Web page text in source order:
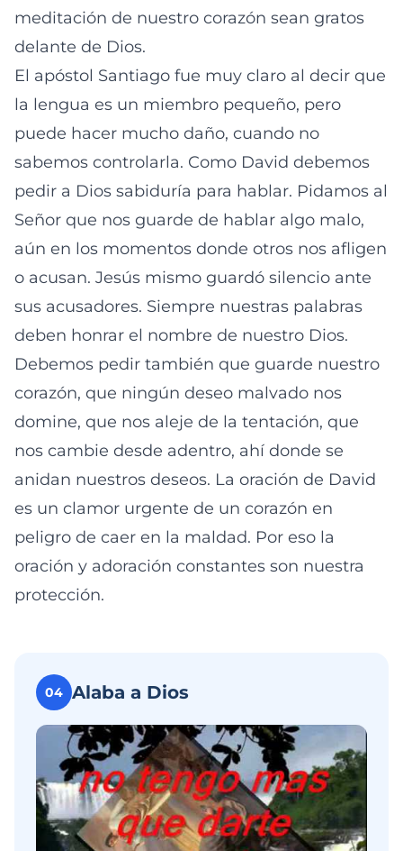
meditación de nuestro corazón sean gratos
delante de Dios.
El apóstol Santiago fue muy claro al decir que
la lengua es un miembro pequeño, pero
puede hacer mucho daño, cuando no
sabemos controlarla. Como David debemos
pedir a Dios sabiduría para hablar. Pidamos al
Señor que nos guarde de hablar algo malo,
aún en los momentos donde otros nos afligen
o acusan. Jesús mismo guardó silencio ante
sus acusadores. Siempre nuestras palabras
deben honrar el nombre de nuestro Dios.
Debemos pedir también que guarde nuestro
corazón, que ningún deseo malvado nos
domine, que nos aleje de la tentación, que
nos cambie desde adentro, ahí donde se
anidan nuestros deseos. La oración de David
es un clamor urgente de un corazón en
peligro de caer en la maldad. Por eso la
oración y adoración constantes son nuestra
protección.
04 Alaba a Dios